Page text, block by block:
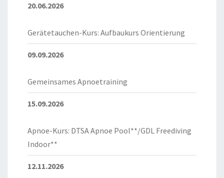
20.06.2026
Gerätetauchen-Kurs: Aufbaukurs Orientierung
09.09.2026
Gemeinsames Apnoetraining
15.09.2026
Apnoe-Kurs: DTSA Apnoe Pool**/GDL Freediving
Indoor**
12.11.2026